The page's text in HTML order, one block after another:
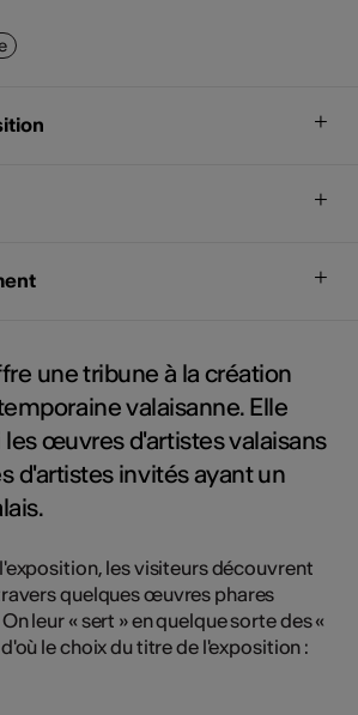
une tribune à la création
valaisanne. Elle
les œuvres d'artistes valaisans
d'artistes invités ayant un
les visiteurs découvrent
quelques œuvres phares
leur « sert » en quelque sorte des «
le choix du titre de l'exposition :